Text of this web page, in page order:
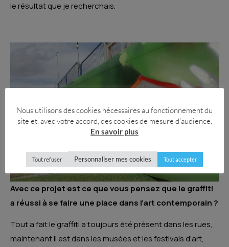
le résultat que je recherchais.
Avec ce projet est ce que vous pensez que le graffiti
a réussi à se faire une place dans l’art contemporain ?
Tout a fait le graffiti a toujours été présent dans les rues,
maintenant il est dans les musées et les festivals d’art,
Nous utilisons des cookies nécessaires au fonctionnement du
site et, avec votre accord, des cookies de mesure d’audience.
En savoir plus
Tout refuser Personnaliser mes cookies Tout accepter